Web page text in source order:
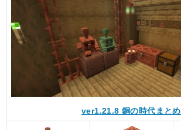
ver1.21.8 銅の時代まとめ